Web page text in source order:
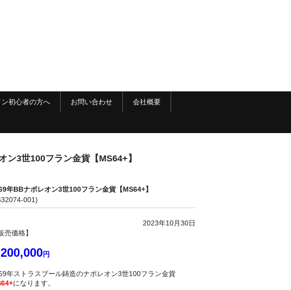
ン初心者の方へ お問い合わせ 会社概要
ン3世100フラン金貨【MS64+】
年BBナポレオン3世100フラン金貨【MS64+】
001)
2023年10月30日
売価格】
円
年ストラスブール鋳造のナポレオン3世100フラン金貨
になります。